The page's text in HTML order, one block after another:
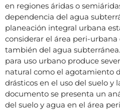
en regiones áridas o
dependencia del agua
planeación integral urbana
considerar el área peri-
también del agua
para uso urbano produce
natural como el agotamiento
drásticos en el uso del suelo y
documento se presenta un
del suelo y agua en el área